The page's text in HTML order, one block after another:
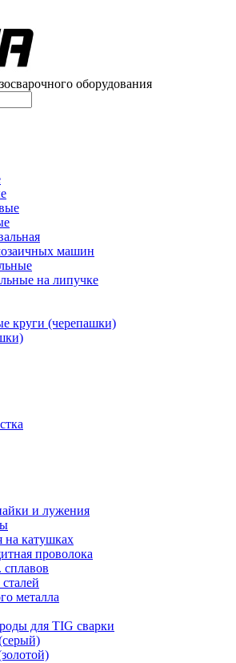
оборудования
машин
на липучке
круги (черепашки)
и лужения
на катушках
проволока
металла
для TIG сварки